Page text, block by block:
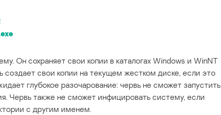
Он сохраняет свои копии в каталогах Windows и WinNT
создает свои копии на текущем жестком диске, если это
глубокое разочарование: червь не сможет запустить
Червь также не сможет инфицировать систему, если
с другим именем.